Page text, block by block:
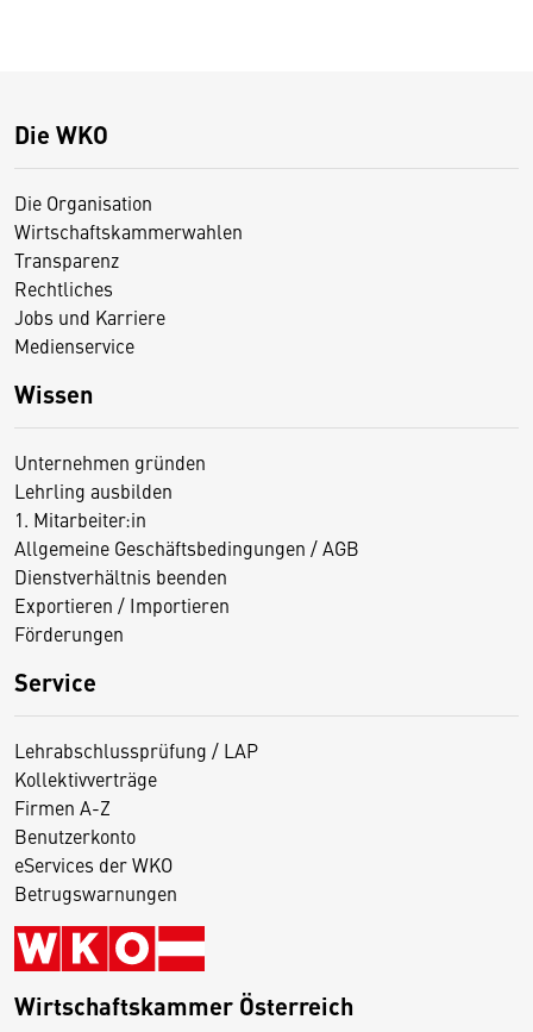
Die WKO
Die Organisation
Wirtschaftskammerwahlen
Transparenz
Rechtliches
Jobs und Karriere
Medienservice
Wissen
Unternehmen gründen
Lehrling ausbilden
1. Mitarbeiter:in
Allgemeine Geschäftsbedingungen / AGB
Dienstverhältnis beenden
Exportieren / Importieren
Förderungen
Service
Lehrabschlussprüfung / LAP
Kollektivverträge
Firmen A-Z
Benutzerkonto
eServices der WKO
Betrugswarnungen
Wirtschaftskammer Österreich